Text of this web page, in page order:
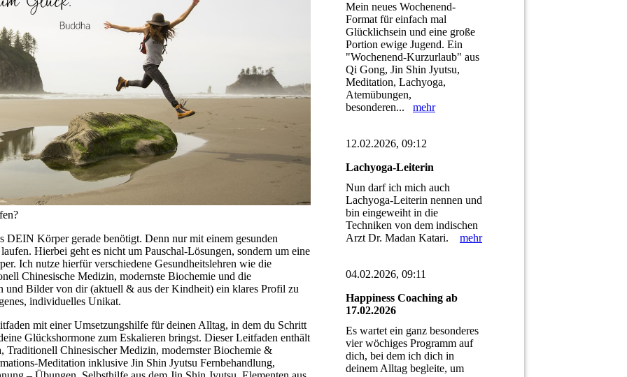
DEIN Körper gerade benötigt. Denn nur mit einem gesunden
Hierbei geht es nicht um Pauschal-Lösungen, sondern um eine
Ich nutze hierfür verschiedene Gesundheitslehren wie die
Chinesische Medizin, modernste Biochemie und die
und Bilder von dir (aktuell & aus der Kindheit) ein klares Profil zu
individuelles Unikat.
mit einer Umsetzungshilfe für deinen Alltag, in dem du Schritt
Glückshormone zum Eskalieren bringst. Dieser Leitfaden enthält
Traditionell Chinesischer Medizin, modernster Biochemie &
Meditation inklusive Jin Shin Jyutsu Fernbehandlung,
Mein neues Wochenend-
Format für einfach mal
Glücklichsein und eine große
Portion ewige Jugend. Ein
"Wochenend-Kurzurlaub" aus
Qi Gong, Jin Shin Jyutsu,
Meditation, Lachyoga,
Atemübungen,
besonderen... mehr
12.02.2026, 09:12
Lachyoga-Leiterin
Nun darf ich mich auch
Lachyoga-Leiterin nennen und
bin eingeweiht in die
Techniken von dem indischen
Arzt Dr. Madan Katari. mehr
04.02.2026, 09:11
Happiness Coaching ab
17.02.2026
Es wartet ein ganz besonderes
vier wöchiges Programm auf
dich, bei dem ich dich in
deinem Alltag begleite, um